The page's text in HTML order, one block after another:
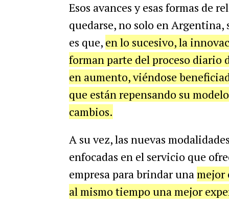
Esos avances y esas formas de
quedarse, no solo en
es que, en lo sucesivo, la
forman parte del proceso diario
en aumento, viéndose
que están repensando su
cambios.
A su vez, las nuevas
enfocadas en el servicio que
empresa para brindar unamejor
al mismo tiempo una mejor